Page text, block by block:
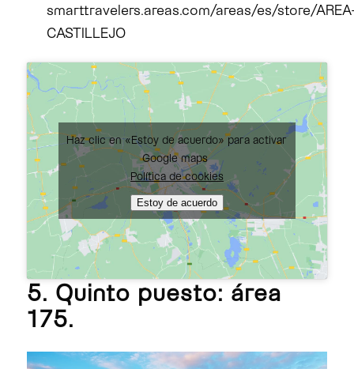
smarttravelers.areas.com/areas/es/store/
CASTILLEJO
Haz clic en «Estoy de acuerdo» para activar
Google maps
Política de cookies
Estoy de acuerdo
5. Quinto puesto: área
175.